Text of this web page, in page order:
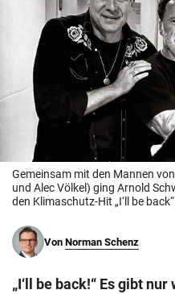
search
Suchbegriff
eingeben
© Krone Multimedia GmbH &
Muthgasse 2, 1190 Wien
Gemeinsam mit den Mannen
und Alec Völkel) ging Arnold
den Klimaschutz-Hit „I‘ll be back“
Von Norman Schenz
„I‘ll be back!“ Es gibt